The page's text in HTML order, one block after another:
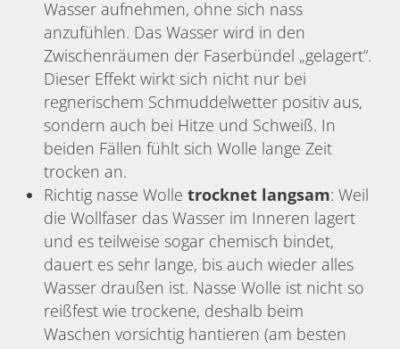
Wasser aufnehmen, ohne sich nass
anzufühlen. Das Wasser wird in den
Zwischenräumen der Faserbündel „gelagert“.
Dieser Effekt wirkt sich nicht nur bei
regnerischem Schmuddelwetter positiv aus,
sondern auch bei Hitze und Schweiß. In
beiden Fällen fühlt sich Wolle lange Zeit
trocken an.
Richtig nasse Wolletrocknet langsam: Weil
die Wollfaser das Wasser im Inneren lagert
und es teilweise sogar chemisch bindet,
dauert es sehr lange, bis auch wieder alles
Wasser draußen ist. Nasse Wolle ist nicht so
reißfest wie trockene, deshalb beim
Waschen vorsichtig hantieren (am besten